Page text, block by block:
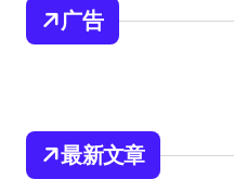
广告
最新文章